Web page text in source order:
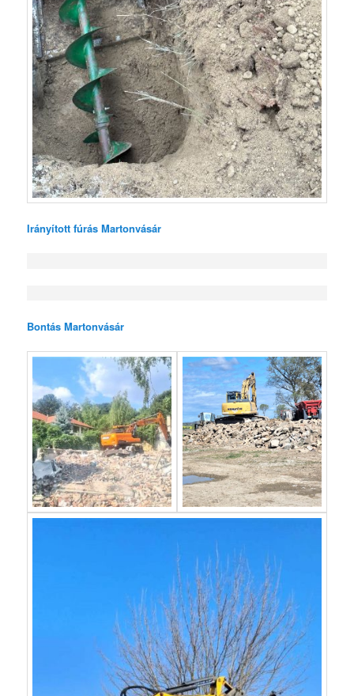
Irányított fúrás Martonvásár
Bontás Martonvásár